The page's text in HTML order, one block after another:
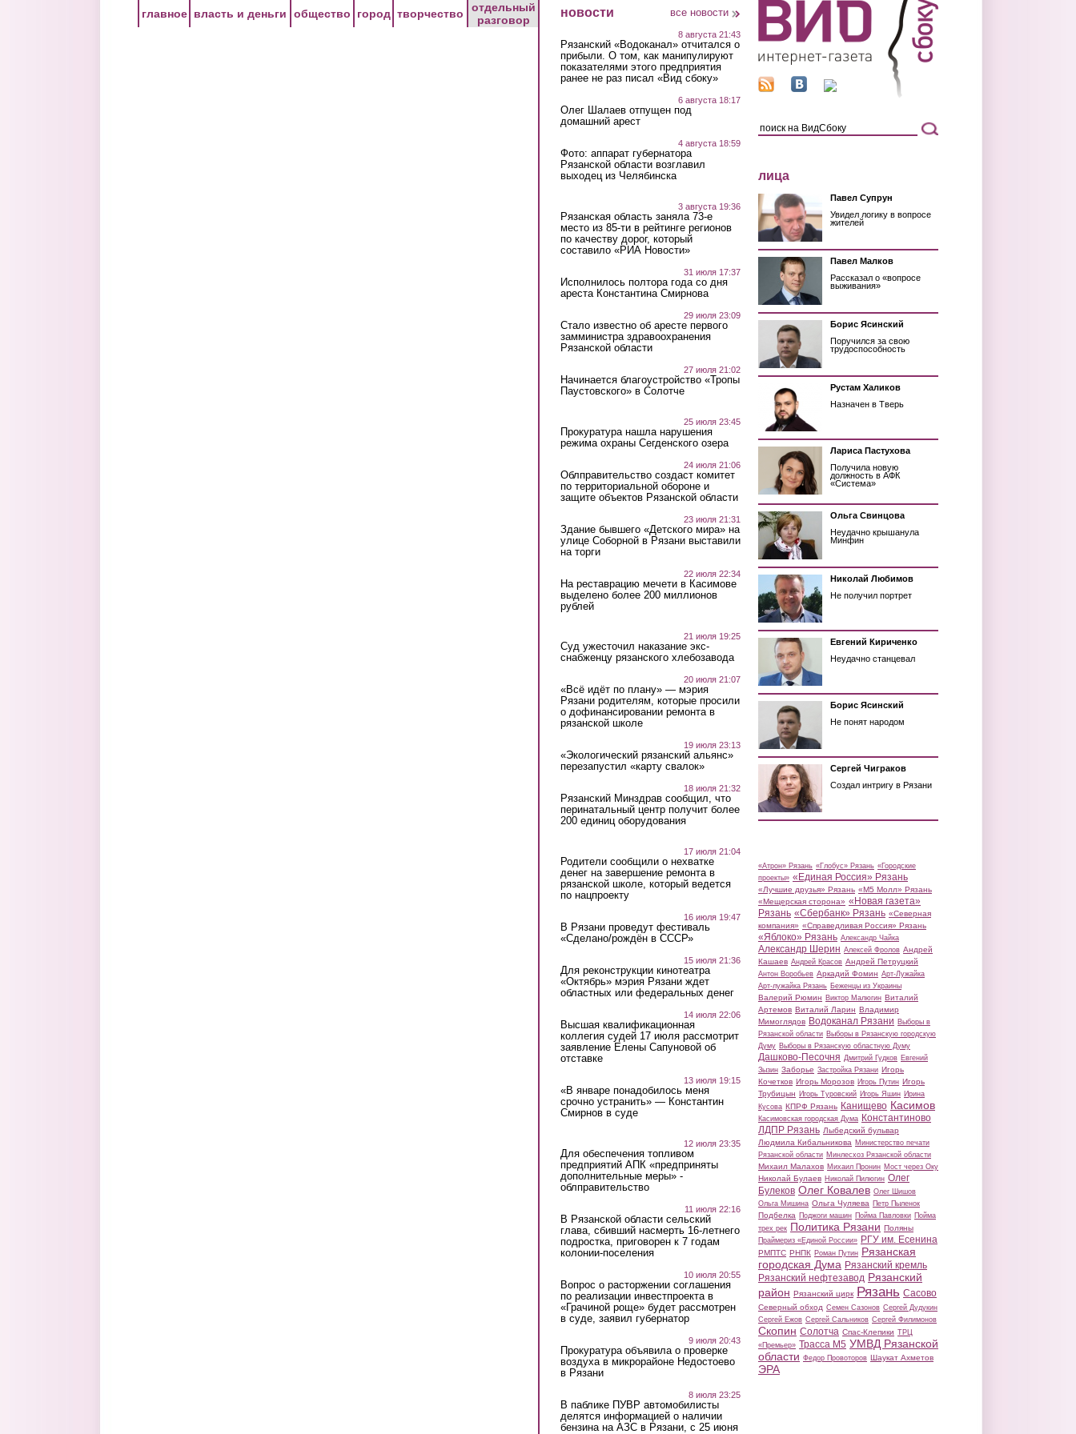
главное власть и деньги общество город творчество
отдельный
разговор
новости все новости
8 августа 21:43
Рязанский «Водоканал» отчитался о
прибыли. О том, как манипулируют
показателями этого предприятия
ранее не раз писал «Вид сбоку»
6 августа 18:17
Олег Шалаев отпущен под
домашний арест
4 августа 18:59
Фото: аппарат губернатора
Рязанской области возглавил
выходец из Челябинска
3 августа 19:36
Рязанская область заняла 73-е
место из 85-ти в рейтинге регионов
по качеству дорог, который
составило «РИА Новости»
31 июля 17:37
Исполнилось полтора года со дня
ареста Константина Смирнова
29 июля 23:09
Стало известно об аресте первого
замминистра здравоохранения
Рязанской области
27 июля 21:02
Начинается благоустройство «Тропы
Паустовского» в Солотче
25 июля 23:45
Прокуратура нашла нарушения
режима охраны Сегденского озера
24 июля 21:06
Облправительство создаст комитет
по территориальной обороне и
защите объектов Рязанской области
23 июля 21:31
Здание бывшего «Детского мира» на
улице Соборной в Рязани выставили
на торги
22 июля 22:34
На реставрацию мечети в Касимове
выделено более 200 миллионов
рублей
21 июля 19:25
Суд ужесточил наказание экс-
снабженцу рязанского хлебозавода
20 июля 21:07
«Всё идёт по плану» — мэрия
Рязани родителям, которые просили
о дофинансировании ремонта в
рязанской школе
19 июля 23:13
«Экологический рязанский альянс»
перезапустил «карту свалок»
18 июля 21:32
Рязанский Минздрав сообщил, что
перинатальный центр получит более
200 единиц оборудования
17 июля 21:04
Родители сообщили о нехватке
денег на завершение ремонта в
рязанской школе, который ведется
по нацпроекту
16 июля 19:47
В Рязани проведут фестиваль
«Сделано/рождён в СССР»
15 июля 21:36
Для реконструкции кинотеатра
«Октябрь» мэрия Рязани ждет
областных или федеральных денег
14 июля 22:06
Высшая квалификационная
коллегия судей 17 июля рассмотрит
заявление Елены Сапуновой об
отставке
13 июля 19:15
«В январе понадобилось меня
срочно устранить» — Константин
Смирнов в суде
12 июля 23:35
Для обеспечения топливом
предприятий АПК «предприняты
дополнительные меры» -
облправительство
11 июля 22:16
В Рязанской области сельский
глава, сбивший насмерть 16-летнего
подростка, приговорен к 7 годам
колонии-поселения
10 июля 20:55
Вопрос о расторжении соглашения
по реализации инвестпроекта в
«Грачиной роще» будет рассмотрен
в суде, заявил губернатор
9 июля 20:43
Прокуратура объявила о проверке
воздуха в микрорайоне Недостоево
в Рязани
8 июля 23:25
В паблике ПУВР автомобилисты
делятся информацией о наличии
бензина на АЗС в Рязани, с 25 июня
лица
Павел Супрун
Увидел логику в вопросе
жителей
Павел Малков
Рассказал о «вопросе
выживания»
Борис Ясинский
Поручился за свою
трудоспособность
Рустам Халиков
Назначен в Тверь
Лариса Пастухова
Получила новую
должность в АФК
«Система»
Ольга Свинцова
Неудачно крышанула
Минфин
Николай Любимов
Не получил портрет
Евгений Кириченко
Неудачно станцевал
Борис Ясинский
Не понят народом
Сергей Чиграков
Создал интригу в Рязани
«Атрон» Рязань «Глобус» Рязань «Городские
проекты» «Единая Россия» Рязань
«Лучшие друзья» Рязань «М5 Молл» Рязань
«Мещерская сторона» «Новая газета»
Рязань «Сбербанк» Рязань «Северная
компания» «Справедливая Россия» Рязань
«Яблоко» Рязань Александр Чайка
Александр Шерин Алексей Фролов Андрей
Кашаев Андрей Красов Андрей Петруцкий
Антон Воробьев Аркадий Фомин Арт-Лужайка
Арт-лужайка Рязань Беженцы из Украины
Валерий Рюмин Виктор Малюгин Виталий
Артемов Виталий Ларин Владимир
Мимоглядов Водоканал Рязани Выборы в
Рязанской области Выборы в Рязанскую городскую
Думу Выборы в Рязанскую областную Думу
Дашково-Песочня Дмитрий Гудков Евгений
Зызин Заборье Застройка Рязани Игорь
Кочетков Игорь Морозов Игорь Путин Игорь
Трубицын Игорь Туровский Игорь Яшин Ирина
Кусова КПРФ Рязань Канищево Касимов
Касимовская городская Дума Константиново
ЛДПР Рязань Лыбедский бульвар
Людмила Кибальникова Министерство печати
Рязанской области Минлесхоз Рязанской области
Михаил Малахов Михаил Пронин Мост через Оку
Николай Булаев Николай Пилюгин Олег
Булеков Олег Ковалев Олег Шишов
Ольга Мишина Ольга Чуляева Петр Пыленок
Подбелка Поджоги машин Пойма Павловки Пойма
трех рек Политика Рязани Поляны
Праймериз «Единой России» РГУ им. Есенина
РМПТС РНПК Роман Путин Рязанская
городская Дума Рязанский кремль
Рязанский нефтезавод Рязанский
район Рязанский цирк Рязань Сасово
Северный обход Семен Сазонов Сергей Дудукин
Сергей Ежов Сергей Сальников Сергей Филимонов
Скопин Солотча Спас-Клепики ТРЦ
«Премьер» Трасса М5 УМВД Рязанской
области Федор Провоторов Шаукат Ахметов
ЭРА